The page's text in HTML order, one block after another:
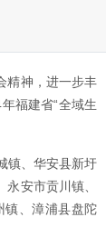
精神，进一步丰
福建省“全域生
镇、华安县新圩
安市贡川镇、
镇、漳浦县盘陀